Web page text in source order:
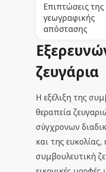
Επιπτώσεις της
γεωγραφικής
απόστασης
ζευγάρια
Η εξέλιξη της
θεραπεία
σύγχρονων
και της
συμβουλευτική